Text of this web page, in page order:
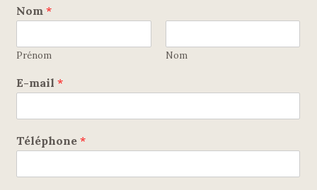
Nom*
Prénom Nom
E-mail*
Téléphone*